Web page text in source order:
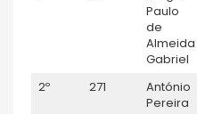
Paulo
de
Almeida
Gabriel
2º 271
António
Pereira